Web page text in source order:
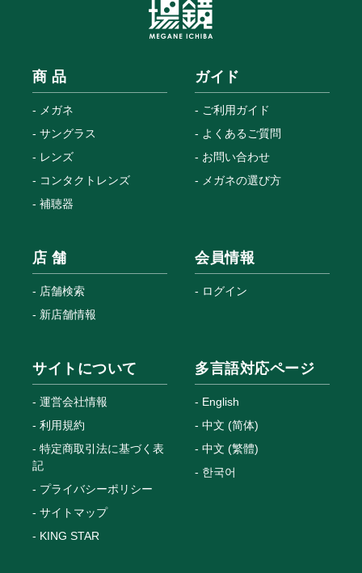
商 品
メガネ
サングラス
レンズ
コンタクトレンズ
補聴器
ガイド
ご利用ガイド
よくあるご質問
お問い合わせ
メガネの選び方
店 舗
店舗検索
新店舗情報
会員情報
ログイン
サイトについて
運営会社情報
利用規約
特定商取引法に基づく表
記
プライバシーポリシー
サイトマップ
KING STAR
多言語対応ページ
English
中文 (简体)
中文 (繁體)
한국어